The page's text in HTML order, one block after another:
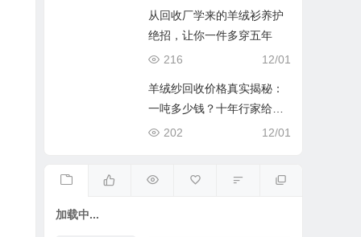
从回收厂学来的羊绒衫养护
绝招，让你一件多穿五年
12/01
216
羊绒纱回收价格真实揭秘：
一吨多少钱？十年行家给你
底价表
12/01
202
加载中...